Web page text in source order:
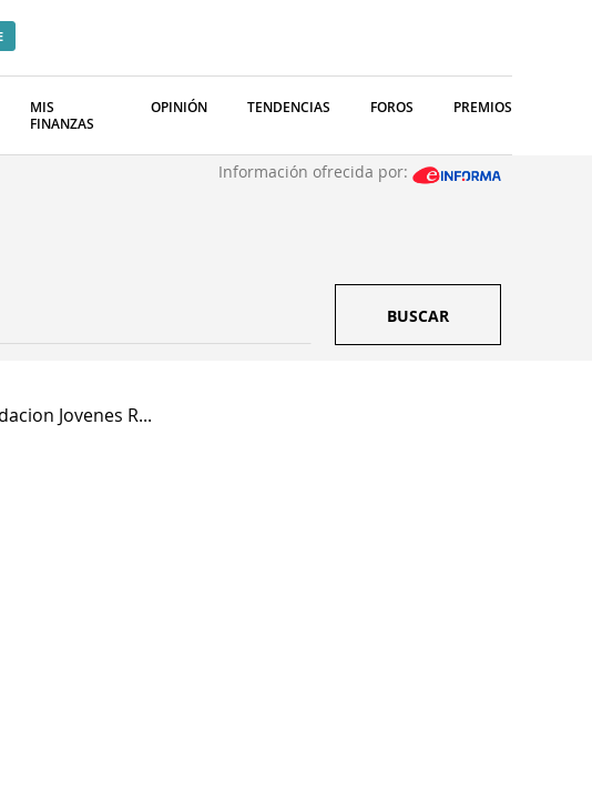
MIS
FINANZAS
OPINIÓN TENDENCIAS FOROS PREMIOS
Información ofrecida por:
BUSCAR
Jovenes R...